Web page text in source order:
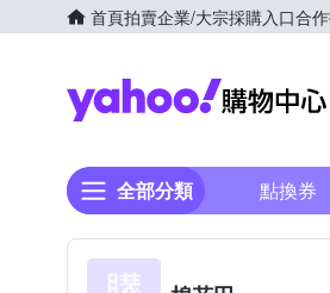
首頁拍賣企業/大宗採購入口合
全部分類 點換券